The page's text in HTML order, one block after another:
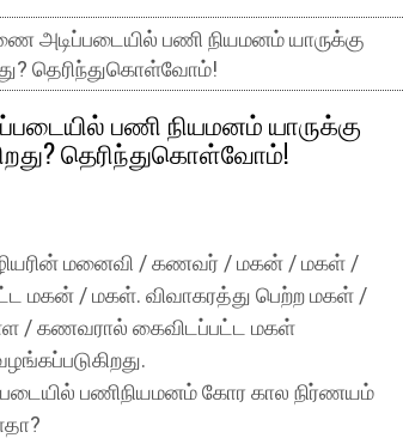
அடிப்படையில் பணி நியமனம் யாருக்கு
தெரிந்துகொள்வோம்!
பணி நியமனம் யாருக்கு
தெரிந்துகொள்வோம்!
மனைவி / கணவர் / மகன் / மகள் /
மகன் / மகள். விவாகரத்து பெற்ற மகள் /
/ கணவரால் கைவிடப்பட்ட மகள்
பணிநியமனம் கோர கால நிர்ணயம்